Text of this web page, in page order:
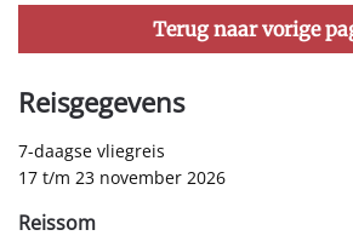
Terug naar vorige
Reisgegevens
7-daagse vliegreis
17 t/m 23 november 2026
Reissom